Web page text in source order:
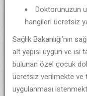
Doktorunuzun
hangileri ücretsiz
Sağlık Bakanlığı’nın
alt yapısı uygun ve
bulunan özel çocuk
ücretsiz verilmekte ve
uygulanması